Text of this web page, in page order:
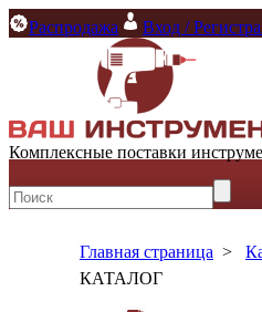
Распродажа Вход /
Комплексные поставки
Главная страница >
КАТАЛОГ